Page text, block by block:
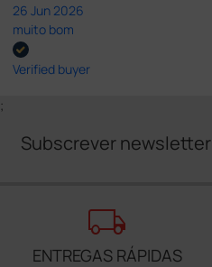
26 Jun 2026
muito bom
Verified buyer
;
Subscrever newsletter
local_shipping
ENTREGAS RÁPIDAS